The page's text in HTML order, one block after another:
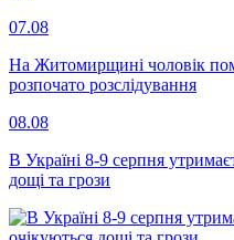
07.08
На Житомирщині чоловік
розпочато розслідування
08.08
В Україні 8-9 серпня
дощі та грози